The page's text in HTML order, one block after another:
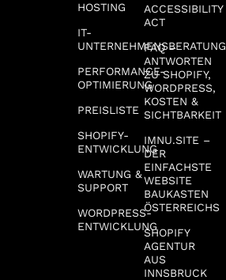
HOSTING
IT-
UNTERNEHMENSBERATUNG
PERFORMANCE-
OPTIMIERUNG
PREISLISTE
SHOPIFY-
ENTWICKLUNG
WARTUNG &
SUPPORT
WORDPRESS-
ENTWICKLUNG
ACCESSIBILITY
ACT
FAQ –
ANTWORTEN
ZU SHOPIFY,
WORDPRESS,
KOSTEN &
SICHTBARKEIT
IMNU.SITE –
DER
EINFACHSTE
WEBSITE
BAUKASTEN
ÖSTERREICHS
SHOPIFY
AGENTUR
AUS
INNSBRUCK